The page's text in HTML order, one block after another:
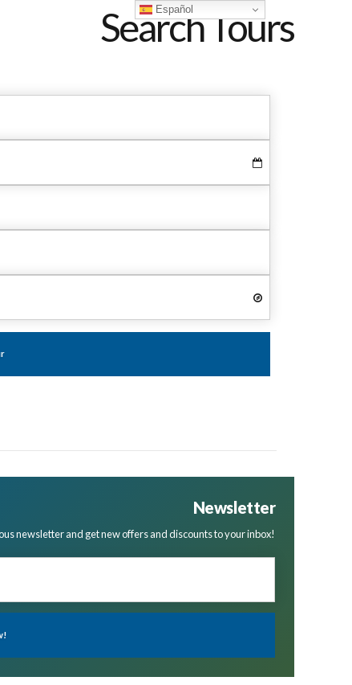
Search Tours
Newsletter
newsletter and get new offers and discounts to your inbox!
Español